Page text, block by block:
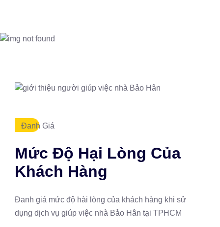
Đanh Giá
Mức Độ Hại Lòng Của
Khách Hàng
Đanh giá mức độ hài lòng của khách hàng khi sử
dụng dịch vụ giúp việc nhà Bảo Hân tại TPHCM